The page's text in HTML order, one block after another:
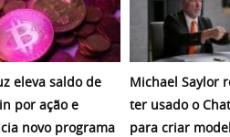
eleva saldo de
por ação e
novo programa
Michael Saylor
ter usado o
para criar